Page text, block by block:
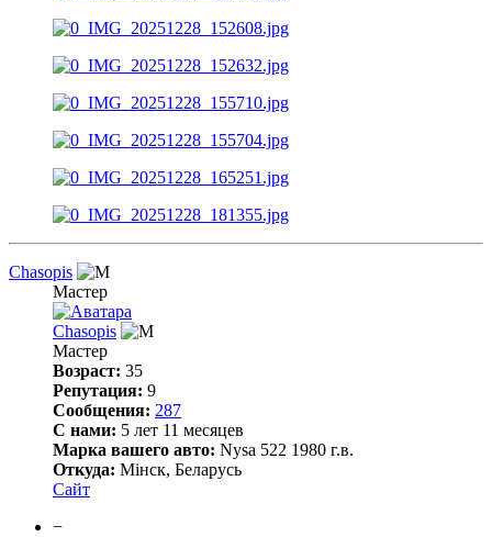
Chasopis
Мастер
Chasopis
Мастер
Возраст: 35
Репутация: 9
Сообщения: 287
С нами: 5 лет 11 месяцев
Марка вашего авто: Nysa 522 1980 г.в.
Откуда: Мінск, Беларусь
Сайт
−